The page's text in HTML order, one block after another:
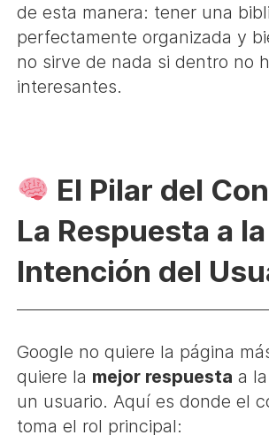
de esta manera: tener una
perfectamente organizada y
no sirve de nada si dentro no
interesantes.
El Pilar del
La Respuesta a la
Intención del
Google no quiere la página
quiere la mejor respuesta a
un usuario. Aquí es donde el
toma el rol principal: